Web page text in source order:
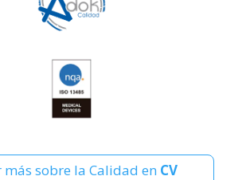
más sobre la Calidad en CV